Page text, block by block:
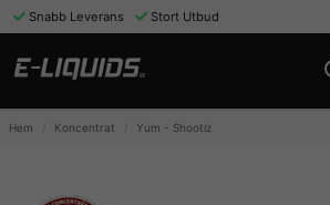
Snabb Leverans Stort Utbud
Hem Koncentrat Yum - Shootiz